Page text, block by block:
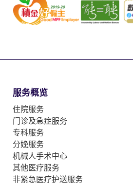
服务概览
住院服务
门诊及急症服务
专科服务
分娩服务
机械人手术中心
其他医疗服务
非紧急医疗护送服务